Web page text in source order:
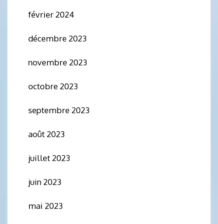
février 2024
décembre 2023
novembre 2023
octobre 2023
septembre 2023
août 2023
juillet 2023
juin 2023
mai 2023